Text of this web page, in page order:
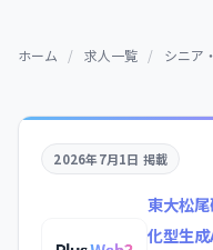
ホーム / 求人一覧 / シニア
2026年7月1日 掲載
東大松
化型生